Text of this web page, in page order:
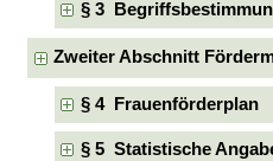
§ 3
Zweiter Abschnitt
§ 4 Frauenförderplan
§ 5 Statistische